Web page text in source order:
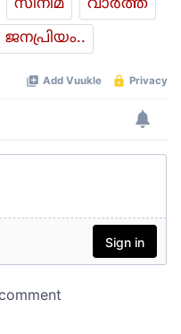
സിനിമ
വാര്‍ത്ത
ജനപ്രിയം..